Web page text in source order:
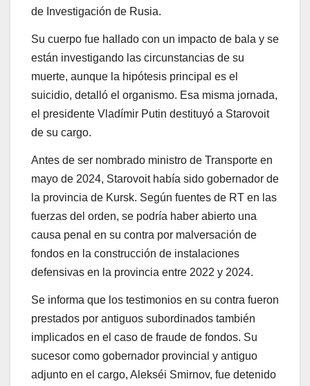
de Investigación de Rusia.
Su cuerpo fue hallado con un impacto de bala y se
están investigando las circunstancias de su
muerte, aunque la hipótesis principal es el
suicidio, detalló el organismo. Esa misma jornada,
el presidente Vladímir Putin destituyó a Starovoit
de su cargo.
Antes de ser nombrado ministro de Transporte en
mayo de 2024, Starovoit había sido gobernador de
la provincia de Kursk. Según fuentes de RT en las
fuerzas del orden, se podría haber abierto una
causa penal en su contra por malversación de
fondos en la construcción de instalaciones
defensivas en la provincia entre 2022 y 2024.
Se informa que los testimonios en su contra fueron
prestados por antiguos subordinados también
implicados en el caso de fraude de fondos. Su
sucesor como gobernador provincial y antiguo
adjunto en el cargo, Alekséi Smirnov, fue detenido